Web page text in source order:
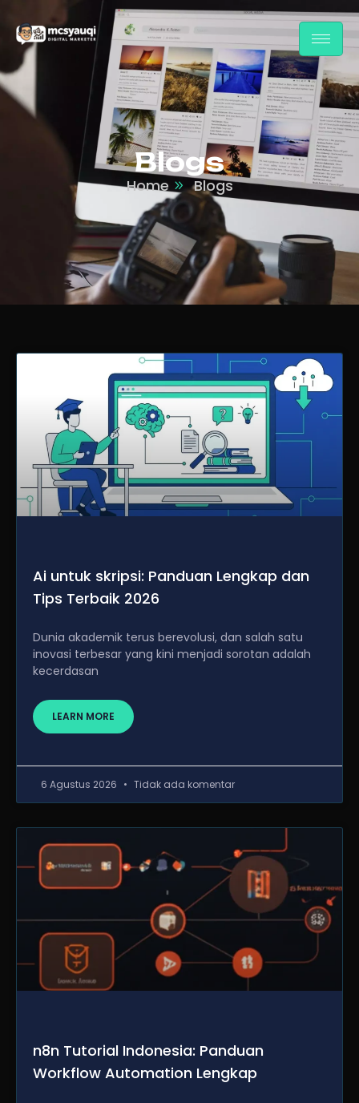
Blogs
Home Blogs
Ai untuk skripsi: Panduan Lengkap dan
Tips Terbaik 2026
Dunia akademik terus berevolusi, dan salah satu
inovasi terbesar yang kini menjadi sorotan adalah
kecerdasan
LEARN MORE
6 Agustus 2026 Tidak ada komentar
n8n Tutorial Indonesia: Panduan
Workflow Automation Lengkap